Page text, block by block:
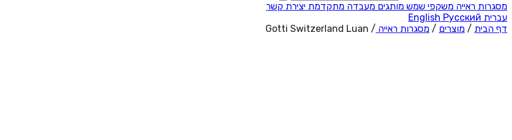
מסגרות ראייה משקפי שמש מותגים מעבדה מתקדמת יצירת קשר
עברית
English Русский
דף הבית / מוצרים / מסגרות ראייה /
Gotti Switzerland Luan